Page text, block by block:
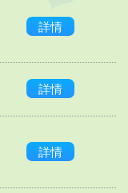
詳情
詳情
詳情